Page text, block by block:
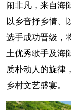
闹非凡，来自海
以乡音抒乡情、
选手成功晋级，
土优秀歌手及海
质朴动人的旋律
乡村文艺盛宴。